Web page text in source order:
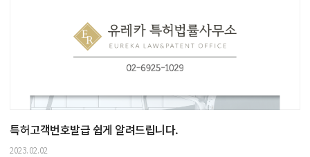
특허고객번호발급 쉽게 알려드립니다.
2023.02.02